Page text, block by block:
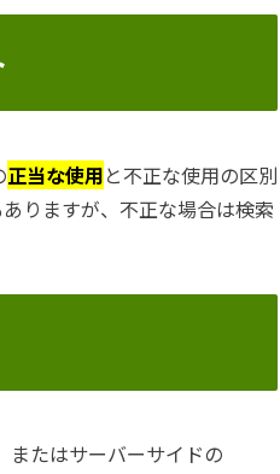
正当な使用と不正な使用の区別
りますが、不正な場合は検索
たはサーバーサイドの